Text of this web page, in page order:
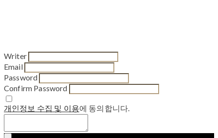
Writer
Email
Password
Confirm Password
개인정보 수집 및 이용에 동의합니다.